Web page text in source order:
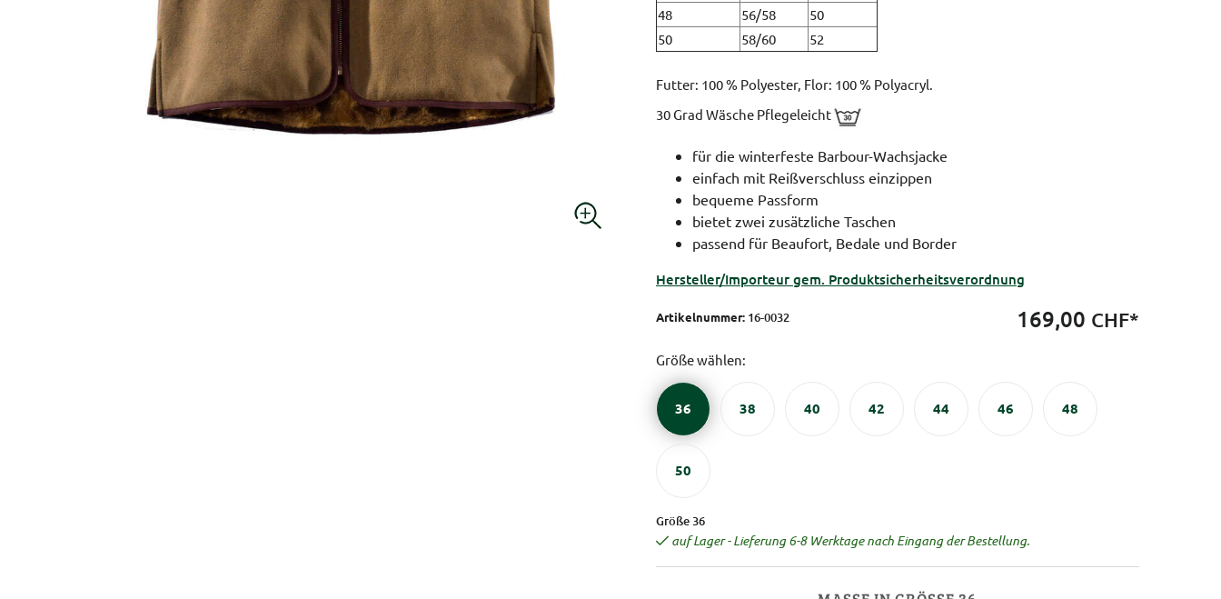
48
56/58
50
50
58/60 52
Futter: 100 % Polyester, Flor: 100 % Polyacryl.
30 Grad Wäsche Pflegeleicht
für die winterfeste Barbour-Wachsjacke
einfach mit Reißverschluss einzippen
bequeme Passform
bietet zwei zusätzliche Taschen
passend für Beaufort, Bedale und Border
Hersteller/Importeur gem. Produktsicherheitsverordnung
Artikelnummer: 16-0032 169,00 CHF*
Größe wählen:
36 38 40 42 44 46 48
50
Größe 36
auf Lager - Lieferung 6-8 Werktage nach Eingang der Bestellung.